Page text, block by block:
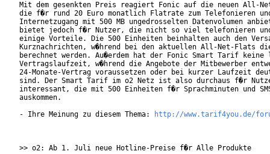
Mit dem gesenkten Preis reagiert Fonic auf die neuen All-
die f�r rund 20 Euro monatlich Flatrate zum Telefonieren
Internetzugang mit 500 MB ungedrosselten Datenvolumen
bietet jedoch f�r Nutzer, die nicht so viel telefonieren
einige Vorteile. Die 500 Einheiten beinhalten auch den
Kurznachrichten, w�hrend bei den aktuellen All-Net-Flats
berechnet werden. Au�erdem hat der Fonic Smart Tarif keine
Vertragslaufzeit, w�hrend die Angebote der Mitbewerber
24-Monate-Vertrag voraussetzen oder bei kurzer Laufzeit
sind. Der Smart Tarif im o2 Netz ist also durchaus f�r
interessant, die mit 500 Einheiten f�r Sprachminuten und
auskommen.
- Ihre Meinung zu diesem Thema:
http://www.tarif4you.de/
>> o2: Ab 1. Juli neue Hotline-Preise f�r Alle Produkte